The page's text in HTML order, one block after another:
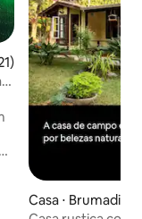
avaliação média de
Casa ⋅